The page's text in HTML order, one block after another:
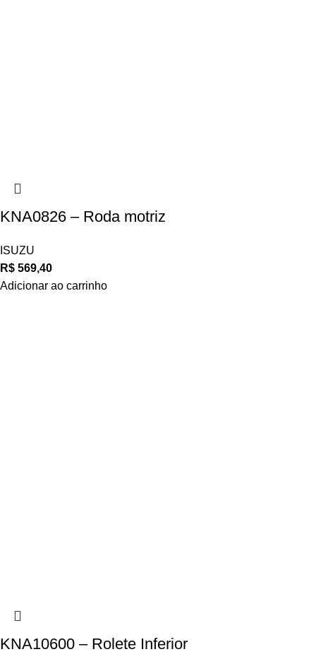
KNA0826 – Roda motriz
ISUZU
R$ 569,40
Adicionar ao carrinho
KNA10600 – Rolete Inferior